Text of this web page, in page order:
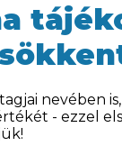
nevében
- ezzel